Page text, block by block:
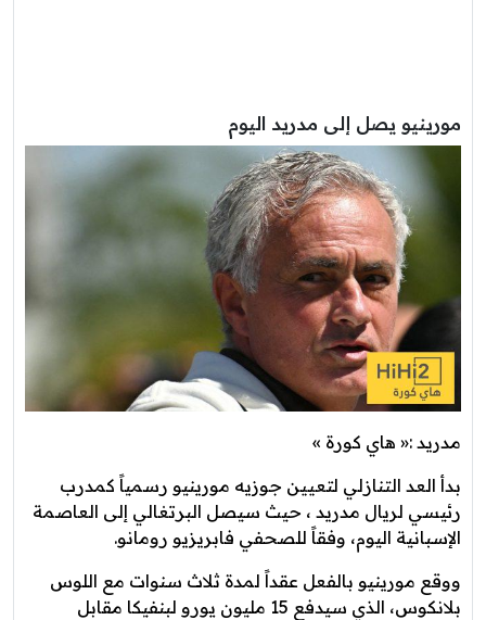
مورينيو يصل إلى مدريد اليوم
مدريد :« هاي كورة »
بدأ العد التنازلي لتعيين جوزيه مورينيو رسمياً كمدرب
رئيسي لريال مدريد ، حيث سيصل البرتغالي إلى العاصمة
الإسبانية اليوم، وفقاً للصحفي فابريزيو رومانو.
ووقع مورينيو بالفعل عقداً لمدة ثلاث سنوات مع اللوس
بلانكوس، الذي سيدفع 15 مليون يورو لبنفيكا مقابل